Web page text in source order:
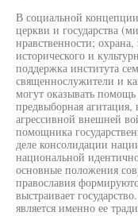
В социальной
церкви и государства
нравственности;
исторического и
поддержка института
священнослужители и
могут оказывать помощь
предвыборная
агрессивной внешней
помощника
деле консолидации
национальной
основные положения
православия
выстраивает
является именно ее